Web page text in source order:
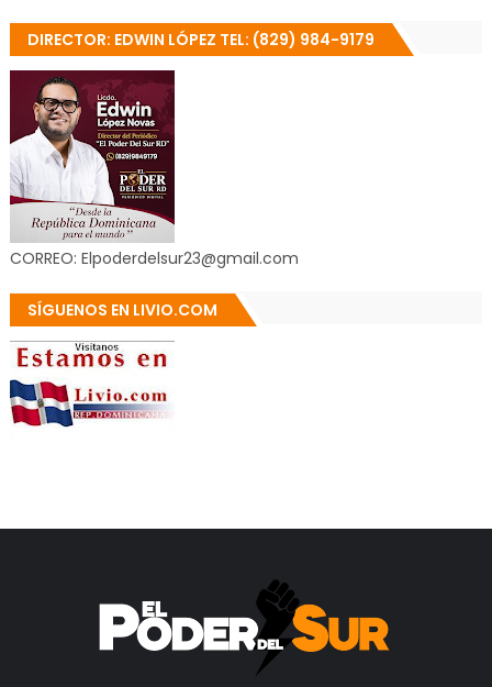
DIRECTOR: EDWIN LÓPEZ TEL: (829) 984-9179
CORREO: Elpoderdelsur23@gmail.com
SÍGUENOS EN LIVIO.COM